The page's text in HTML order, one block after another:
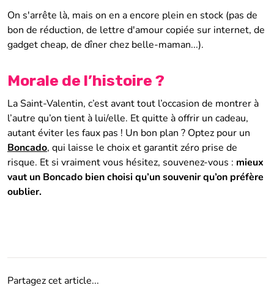
On s'arrête là, mais on en a encore plein en stock (pas de
bon de réduction, de lettre d'amour copiée sur internet, de
gadget cheap, de dîner chez belle-maman...).
Morale de l’histoire ?
La Saint-Valentin, c’est avant tout l’occasion de montrer à
l’autre qu’on tient à lui/elle. Et quitte à offrir un cadeau,
autant éviter les faux pas ! Un bon plan ? Optez pour un
Boncado, qui laisse le choix et garantit zéro prise de
risque. Et si vraiment vous hésitez, souvenez-vous : mieux
vaut un Boncado bien choisi qu’un souvenir qu’on préfère
oublier.
Partagez cet article...